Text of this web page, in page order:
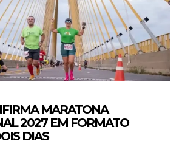
MARATONA
2027 EM FORMATO
DIAS